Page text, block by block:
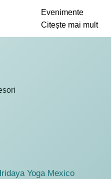
Evenimente
Citește mai mult
Yoga Mexico